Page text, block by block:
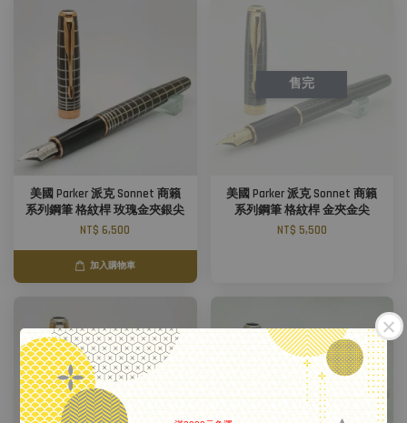
美國 Parker 派克 Sonnet 商籟
系列鋼筆 格紋桿 玫瑰金夾銀尖
NT$ 6,500
加入購物車
售完
美國 Parker 派克 Sonnet 商籟
系列鋼筆 格紋桿 金夾金尖
NT$ 5,500